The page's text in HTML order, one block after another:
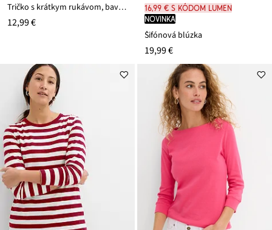
Tričko s krátkym rukávom, bavlnené
12,99 €
16,99 € s kódom LUMEN
novinka
Šifónová blúzka
19,99 €